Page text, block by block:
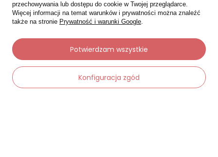
Moje zamówienia
Śledzenie przesyłki
Chcę zareklamować produkt
Chcę zwrócić produkt
przechowywania lub dostępu do cookie w Twojej przeglądarce.
Więcej informacji na temat warunków i prywatności można znaleźć
także na stronie Prywatność i warunki Google.
Konfiguracja zgód
Potwierdzam wszystkie